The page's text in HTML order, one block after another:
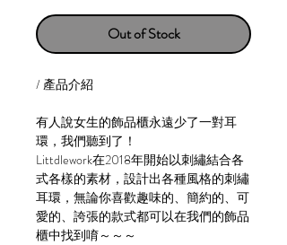
Out of Stock
/ 產品介紹
有人說女生的飾品櫃永遠少了一對耳
環，我們聽到了！
Littdlework在2018年開始以刺繡結合各
式各樣的素材，設計出各種風格的刺繡
耳環，無論你喜歡趣味的、簡約的、可
愛的、誇張的款式都可以在我們的飾品
櫃中找到唷～～～